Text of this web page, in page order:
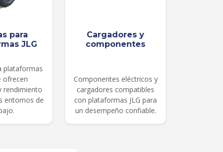
para
JLG
plataformas
ofrecen
rendimiento
entornos de
Cargadores y
componentes
Componentes eléctricos y
cargadores compatibles
con plataformas JLG para
un desempeño confiable.